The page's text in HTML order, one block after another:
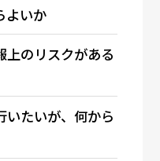
よいか
上のリスクがある
いたいが、何から